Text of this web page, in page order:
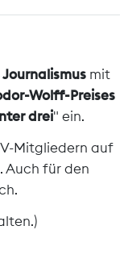
mit
Wolff-Preises
drei" ein.
Mitgliedern auf
Auch für den